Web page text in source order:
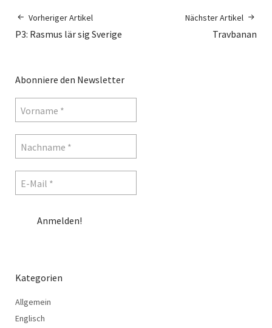
Vorheriger Artikel
P3: Rasmus lär sig Sverige
Nächster Artikel
Travbanan
Abonniere den Newsletter
Kategorien
Allgemein
Englisch